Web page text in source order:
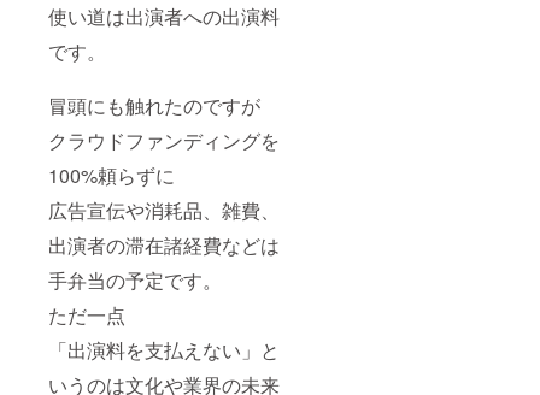
使い道は出演者への出演料
です。
冒頭にも触れたのですが
クラウドファンディングを
100%頼らずに
広告宣伝や消耗品、雑費、
出演者の滞在諸経費などは
手弁当の予定です。
ただ一点
「出演料を支払えない」と
いうのは文化や業界の未来